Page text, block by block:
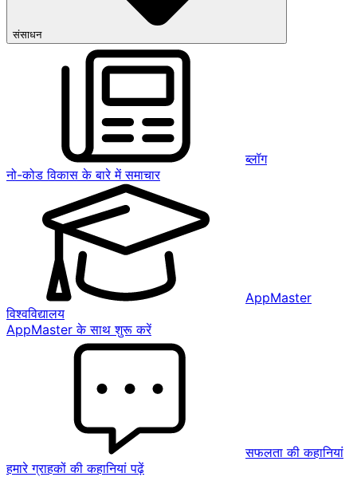
संसाधन
ब्लॉग
नो-कोड विकास के बारे में समाचार
AppMaster
विश्वविद्यालय
AppMaster के साथ शुरू करें
सफलता की कहानियां
हमारे ग्राहकों की कहानियां पढ़ें